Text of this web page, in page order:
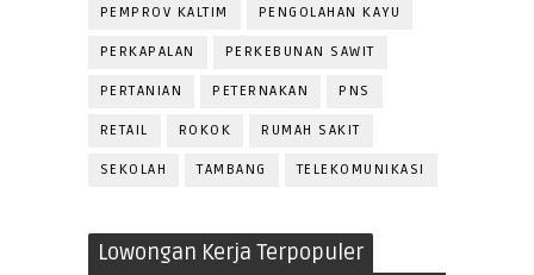
PEMPROV KALTIM PENGOLAHAN KAYU
PERKAPALAN PERKEBUNAN SAWIT
PERTANIAN PETERNAKAN PNS
RETAIL ROKOK RUMAH SAKIT
SEKOLAH TAMBANG TELEKOMUNIKASI
Lowongan Kerja Terpopuler